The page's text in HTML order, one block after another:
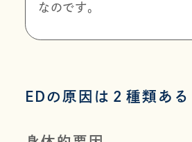
なのです。
EDの原因は２種類ある